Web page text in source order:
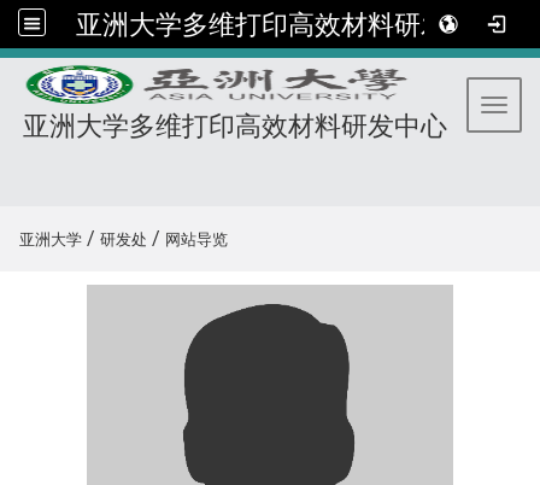
亚洲大学多维打印高效材料研发中心
亚洲大学多维打印高效材料研发中心
亚洲大学 / 研发处 / 网站导览